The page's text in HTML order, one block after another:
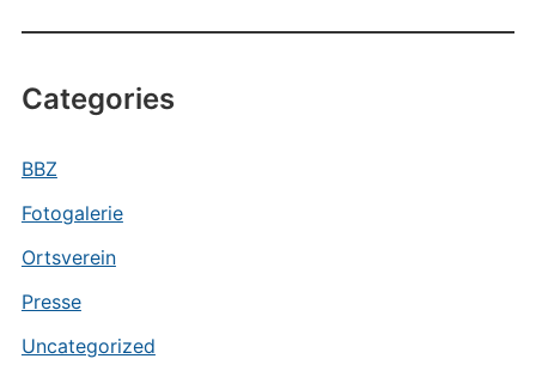
Categories
BBZ
Fotogalerie
Ortsverein
Presse
Uncategorized